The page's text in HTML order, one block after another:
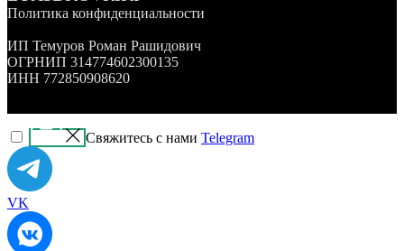
Политика конфиденциальности
ИП Темуров Роман Рашидович
ОГРНИП 314774602300135
ИНН 772850908620
Свяжитесь с нами Telegram
VK